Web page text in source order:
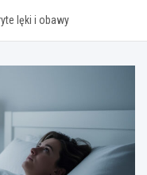
lęki i obawy